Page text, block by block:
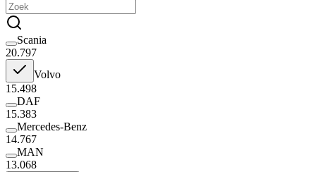
Scania
20.797
Volvo
15.498
DAF
15.383
Mercedes-Benz
14.767
MAN
13.068